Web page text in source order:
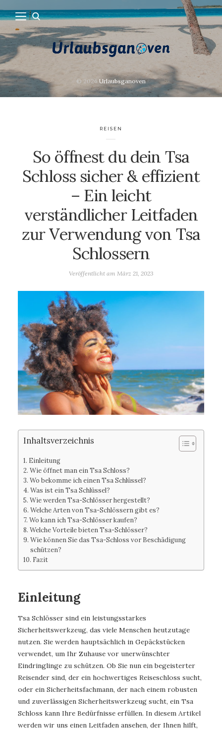
© 2026 Urlaubsganoven
REISEN
So öffnest du dein Tsa
Schloss sicher & effizient
– Ein leicht
verständlicher Leitfaden
zur Verwendung von Tsa
Schlossern
Veröffentlicht am März 21, 2023
Inhaltsverzeichnis
Einleitung
Wie öffnet man ein Tsa Schloss?
Wo bekomme ich einen Tsa Schlüssel?
Was ist ein Tsa Schlüssel?
Wie werden Tsa-Schlösser hergestellt?
Welche Arten von Tsa-Schlössern gibt es?
Wo kann ich Tsa-Schlösser kaufen?
Welche Vorteile bieten Tsa-Schlösser?
Wie können Sie das Tsa-Schloss vor Beschädigung
schützen?
Fazit
Einleitung
Tsa Schlösser sind ein leistungsstarkes
Sicherheitswerkzeug, das viele Menschen heutzutage
nutzen. Sie werden hauptsächlich in Gepäckstücken
verwendet, um Ihr Zuhause vor unerwünschter
Eindringlinge zu schützen. Ob Sie nun ein begeisterter
Reisender sind, der ein hochwertiges Reiseschloss sucht,
oder ein Sicherheitsfachmann, der nach einem robusten
und zuverlässigen Sicherheitswerkzeug sucht, ein Tsa
Schloss kann Ihre Bedürfnisse erfüllen. In diesem Artikel
werden wir uns einen Leitfaden ansehen, der Ihnen hilft,